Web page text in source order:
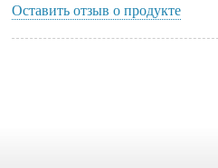
Оставить отзыв о продукте